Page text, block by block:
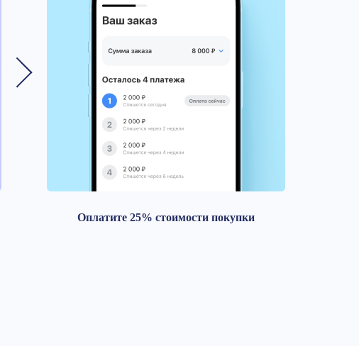
Оплатите 25% стоимости покупки